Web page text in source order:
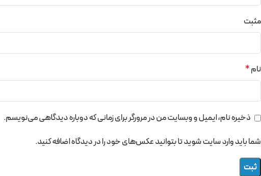
مثبت
نام*
ذخیره نام، ایمیل و وبسایت من در مرورگر برای زمانی که دوباره دیدگاهی می‌نویسم.
شما باید وارد سایت شوید تا بتوانید عکس‌های خود را در دیدگاه اضافه کنید.